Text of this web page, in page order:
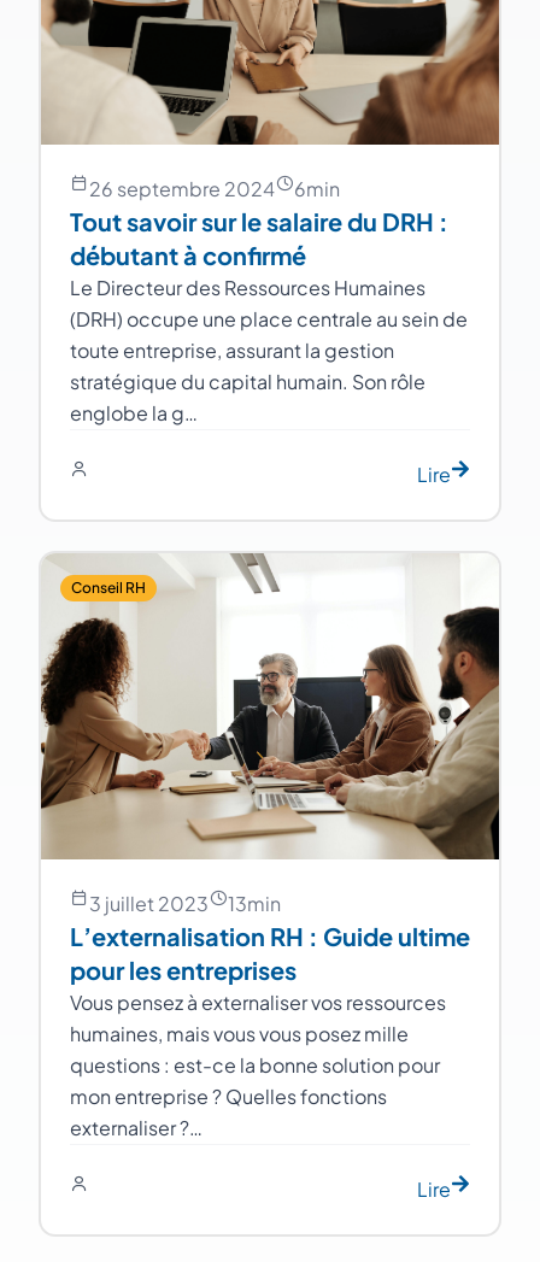
26 septembre 2024 6min
Tout savoir sur le salaire du DRH :
débutant à confirmé
Le Directeur des Ressources Humaines
(DRH) occupe une place centrale au sein de
toute entreprise, assurant la gestion
stratégique du capital humain. Son rôle
englobe la g…
Lire
Conseil RH
3 juillet 2023 13min
L’externalisation RH : Guide ultime
pour les entreprises
Vous pensez à externaliser vos ressources
humaines, mais vous vous posez mille
questions : est-ce la bonne solution pour
mon entreprise ? Quelles fonctions
externaliser ?…
Lire